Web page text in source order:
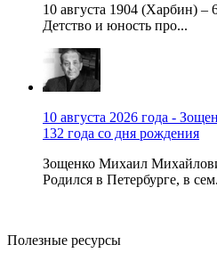
10 августа 1904 (Харбин) –
Детство и юность про...
10 августа 2026 года -
132 года со дня рождения
Зощенко Михаил
Родился в Петербурге, в
Полезные ресурсы